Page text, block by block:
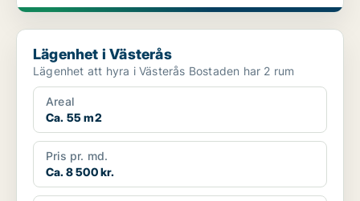
Lägenhet i Västerås
Lägenhet i Västerås
Lägenhet att hyra i Västerås Bostaden har 2 rum
Areal
Ca. 55 m2
Pris pr. md.
Ca. 8 500 kr.